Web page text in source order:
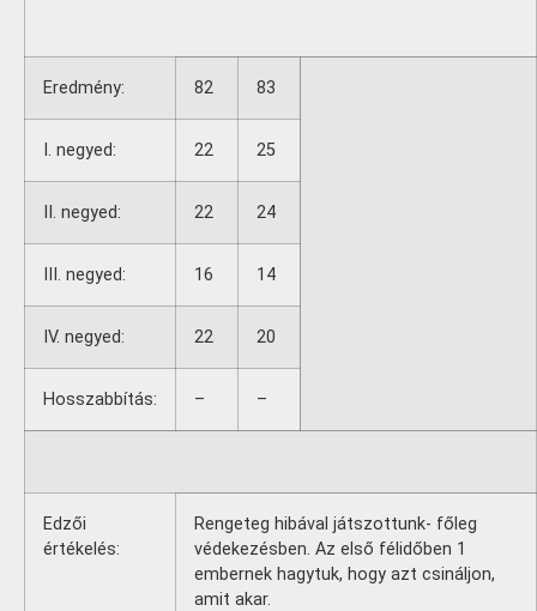
Eredmény: 82 83
I. negyed: 22 25
II. negyed: 22 24
III. negyed: 16 14
IV. negyed: 22 20
Hosszabbítás: – –
Edzői
értékelés:
Rengeteg hibával játszottunk- főleg
védekezésben. Az első félidőben 1
embernek hagytuk, hogy azt csináljon,
amit akar.